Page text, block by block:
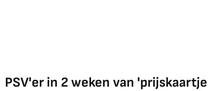
PSV'er in 2 weken van 'prijskaartje